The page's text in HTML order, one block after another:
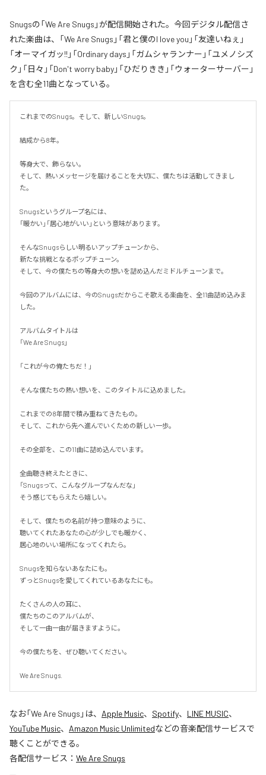
Snugsの「We Are Snugs」が配信開始された。今回デジタル配信さ
れた楽曲は、「We Are Snugs」「君と僕のI love you」「友達いねぇ」
「オーマイガッ!!」「Ordinary days」「ガムシャランナー」「ユメノシズ
ク」「日々」「Don't worry baby」「ひだりきき」「ウォーターサーバー」
を含む全11曲となっている。
これまでのSnugs。そして、新しいSnugs。
結成から8年。
等身大で、飾らない。
そして、熱いメッセージを届けることを大切に、僕たちは活動してきまし
た。
Snugsというグループ名には、
「暖かい」「居心地がいい」という意味があります。
そんなSnugsらしい明るいアップチューンから、
新たな挑戦となるポップチューン。
そして、今の僕たちの等身大の想いを詰め込んだミドルチューンまで。
今回のアルバムには、今のSnugsだからこそ歌える楽曲を、全11曲詰め込みま
した。
アルバムタイトルは
「We Are Snugs」
「これが今の俺たちだ！」
そんな僕たちの熱い想いを、このタイトルに込めました。
これまでの8年間で積み重ねてきたもの。
そして、これから先へ進んでいくための新しい一歩。
その全部を、この11曲に詰め込んでいます。
全曲聴き終えたときに、
「Snugsって、こんなグループなんだな」
そう感じてもらえたら嬉しい。
そして、僕たちの名前が持つ意味のように、
聴いてくれたあなたの心が少しでも暖かく、
居心地のいい場所になってくれたら。
Snugsを知らないあなたにも。
ずっとSnugsを愛してくれているあなたにも。
たくさんの人の耳に、
僕たちのこのアルバムが、
そして一曲一曲が届きますように。
今の僕たちを、ぜひ聴いてください。
We Are Snugs.
なお「We Are Snugs 」は、 Apple Music、 Spotify、 LINE MUSIC、
YouTube Music、 Amazon Music Unlimitedなどの音楽配信サービスで
聴くことができる。
各配信サービス： We Are Snugs